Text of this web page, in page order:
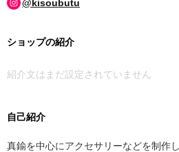
@kisoubutu
ショップの紹介
紹介文はまだ設定されていません
自己紹介
真鍮を中心にアクセサリーなどを制作